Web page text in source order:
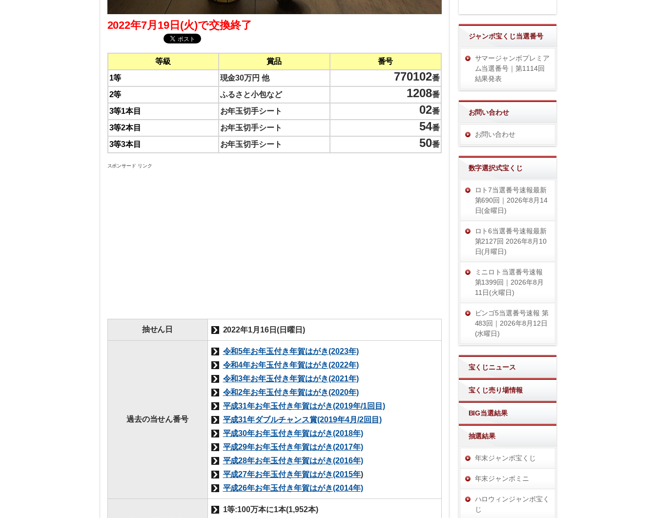
2022年7月19日(火)で交換終了
等級 賞品
番号
1等
現金30万円 他 770102番
2等
ふるさと小包など 1208番
3等1本目
お年玉切手シート 02番
3等2本目
お年玉切手シート 54番
3等3本目
お年玉切手シート 50番
スポンサード リンク
抽せん日 2022年1月16日(日曜日)
過去の当せん番号
令和5年お年玉付き年賀はがき(2023年)
令和4年お年玉付き年賀はがき(2022年)
令和3年お年玉付き年賀はがき(2021年)
令和2年お年玉付き年賀はがき(2020年)
平成31年お年玉付き年賀はがき(2019年/1回目)
平成31年ダブルチャンス賞(2019年4月/2回目)
平成30年お年玉付き年賀はがき(2018年)
平成29年お年玉付き年賀はがき(2017年)
平成28年お年玉付き年賀はがき(2016年)
平成27年お年玉付き年賀はがき(2015年)
平成26年お年玉付き年賀はがき(2014年)
1等:100万本に1本(1,952本)
ジャンボ宝くじ当選番号
サマージャンボプレミア
ム当選番号｜第1114回
結果発表
お問い合わせ
お問い合わせ
数字選択式宝くじ
ロト7当選番号速報最新
第690回｜2026年8月14
日(金曜日)
ロト6当選番号速報最新
第2127回 2026年8月10
日(月曜日)
ミニロト当選番号速報
第1399回｜2026年8月
11日(火曜日)
ビンゴ5当選番号速報 第
483回｜2026年8月12日
(水曜日)
宝くじニュース
宝くじ売り場情報
BIG当選結果
抽選結果
年末ジャンボ宝くじ
年末ジャンボミニ
ハロウィンジャンボ宝く
じ